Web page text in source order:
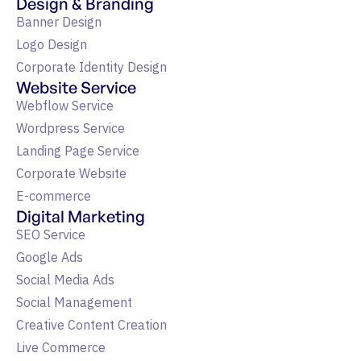
Banner Design
Logo Design
Corporate Identity Design
Website Service
Webflow Service
Wordpress Service
Landing Page Service
Corporate Website
E-commerce
Digital Marketing
SEO Service
Google Ads
Social Media Ads
Social Management
Creative Content Creation
Live Commerce